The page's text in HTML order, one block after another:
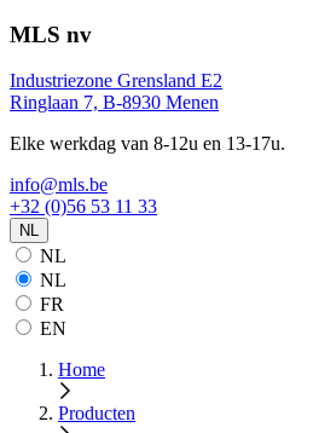
MLS nv
Industriezone Grensland E2
Ringlaan 7, B-8930 Menen
Elke werkdag van 8-12u en 13-17u.
info@mls.be
+32 (0)56 53 11 33
NL
NL
NL
FR
EN
Home
Producten